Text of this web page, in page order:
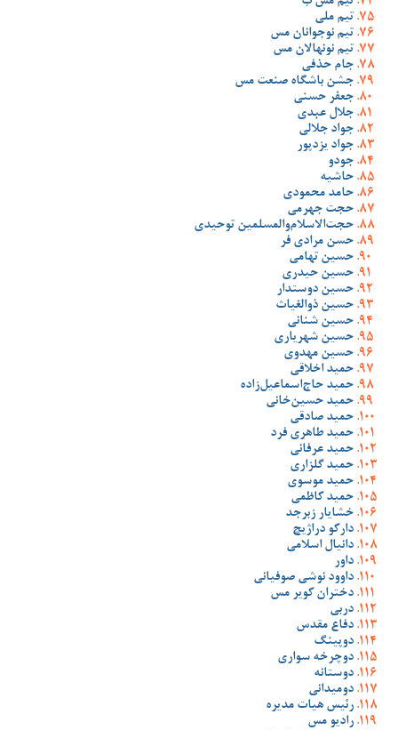
تیم ملی
تیم نوجوانان مس
تیم نونهالان مس
جام حذفی
جشن باشگاه صنعت مس
جعفر حسنی
جلال عبدی
جواد جلالی
جواد یزدپور
جودو
حاشیه
حامد محمودی
حجت جهرمی
حجت‌الاسلام‌والمسلمین توحیدی
حسن مرادی فر
حسین تهامی
حسین حیدری
حسین دوستدار
حسین ذوالغیاث
حسین شنانی
حسین شهریاری
حسین مهدوی
حمید اخلاقی
حمید حاج‌اسماعیل‌زاده
حمید حسین‌خانی
حمید صادقی
حمید طاهری فرد
حمید عرفانی
حمید گلزاری
حمید موسوی
حمید کاظمی
خشایار زبرجد
دارکو دراژیچ
دانیال اسلامی
داور
داوود نوشی صوفیانی
دختران کویر مس
دربی
دفاع مقدس
دوپینگ
دوچرخه سواری
دوستانه
دومیدانی
رئیس هیات مدیره
رادیو مس